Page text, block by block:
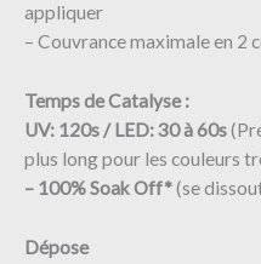
appliquer
– Couvrance maximale en 2
Temps de Catalyse :
UV: 120s / LED: 30 à 60s
plus long pour les couleurs
– 100% Soak Off*(se
Dépose